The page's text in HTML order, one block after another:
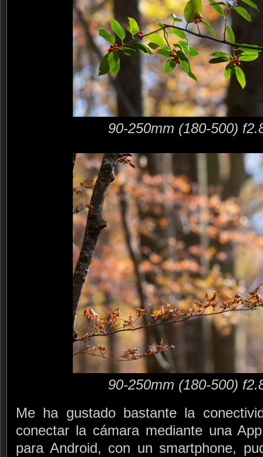
90-250mm (180-500)
90-250mm (180-500)
Me ha gustado bastante la
conectar la cámara mediante una
para Android, con un smartphone,